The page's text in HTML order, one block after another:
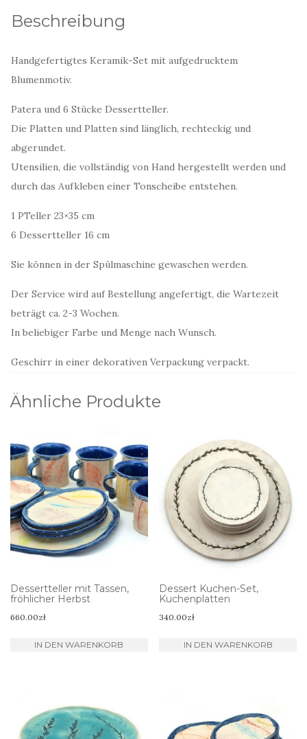
Beschreibung
Handgefertigtes Keramik-Set mit aufgedrucktem
Blumenmotiv.
Patera und 6 Stücke Dessertteller.
Die Platten und Platten sind länglich, rechteckig und
abgerundet.
Utensilien, die vollständig von Hand hergestellt werden und
durch das Aufkleben einer Tonscheibe entstehen.
1 PTeller 23×35 cm
6 Dessertteller 16 cm
Sie können in der Spülmaschine gewaschen werden.
Der Service wird auf Bestellung angefertigt, die Wartezeit
beträgt ca. 2-3 Wochen.
In beliebiger Farbe und Menge nach Wunsch.
Geschirr in einer dekorativen Verpackung verpackt.
Ähnliche Produkte
Dessertteller mit Tassen,
fröhlicher Herbst
660.00zł
IN DEN WARENKORB
Dessert Kuchen-Set,
Kuchenplatten
340.00zł
IN DEN WARENKORB